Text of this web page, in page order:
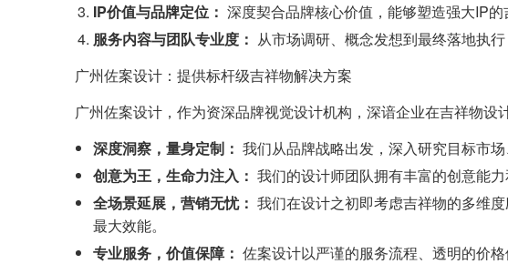
IP价值与品牌定位： 深度契合品牌核心价值，能够塑造强大IP
服务内容与团队专业度： 从市场调研、概念发想到最终落地执
广州佐案设计：提供标杆级吉祥物解决方案
广州佐案设计，作为资深品牌视觉设计机构，深谙企业在吉祥物设
深度洞察，量身定制： 我们从品牌战略出发，深入研究目标市
创意为王，生命力注入： 我们的设计师团队拥有丰富的创意能
全场景延展，营销无忧： 我们在设计之初即考虑吉祥物的多维
最大效能。
专业服务，价值保障： 佐案设计以严谨的服务流程、透明的价